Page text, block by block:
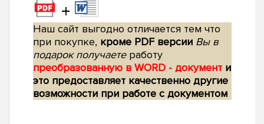
+
Наш сайт выгодно отличается тем что
при покупке, кроме PDF версии Вы в
подарок получаетеработу
преобразованную в WORD - документ и
это предоставляет качественно другие
возможности при работе с документом